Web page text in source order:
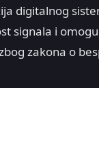
digitalnog
signala i
zakona o